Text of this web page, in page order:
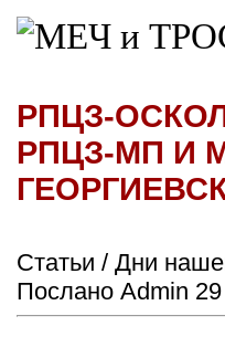
РПЦЗ-
РПЦЗ-МП И
Статьи / Дни
Послано Admin